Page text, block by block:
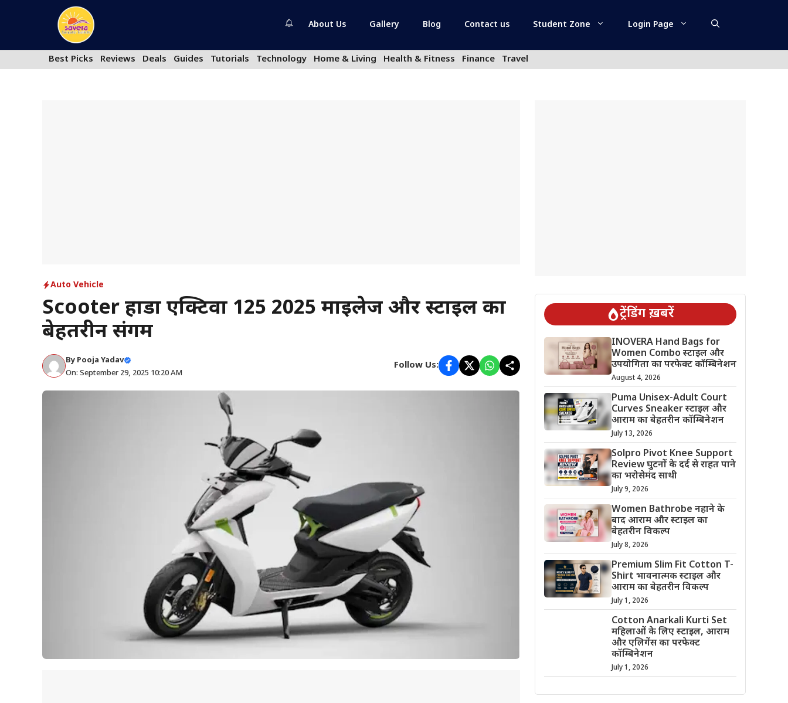
About Us Gallery Blog Contact us Student Zone Login Page
Best Picks Reviews Deals Guides Tutorials Technology Home & Living Health & Fitness Finance Travel
Auto Vehicle
Scooter होंडा एक्टिवा 125 2025 माइलेज और स्टाइल का
बेहतरीन संगम
By Pooja Yadav
On: September 29, 2025 10:20 AM
Follow Us:
ट्रेंडिंग ख़बरें
INOVERA Hand Bags for
Women Combo स्टाइल और
उपयोगिता का परफेक्ट कॉम्बिनेशन
August 4, 2026
Puma Unisex-Adult Court
Curves Sneaker स्टाइल और
आराम का बेहतरीन कॉम्बिनेशन
July 13, 2026
Solpro Pivot Knee Support
Review घुटनों के दर्द से राहत पाने
का भरोसेमंद साथी
July 9, 2026
Women Bathrobe नहाने के
बाद आराम और स्टाइल का
बेहतरीन विकल्प
July 8, 2026
Premium Slim Fit Cotton T-
Shirt भावनात्मक स्टाइल और
आराम का बेहतरीन विकल्प
July 1, 2026
Cotton Anarkali Kurti Set
महिलाओं के लिए स्टाइल, आराम
और एलिगेंस का परफेक्ट
कॉम्बिनेशन
July 1, 2026